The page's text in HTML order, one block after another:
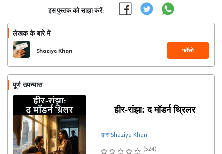
इस पुस्तक को साझा करें:
लेखक के बारे में
Shaziya Khan फॉलो
पूर्ण उपन्यास
हीर-रांझा: द मॉडर्न थ्रिलर
द्वारा Shaziya Khan
(524)